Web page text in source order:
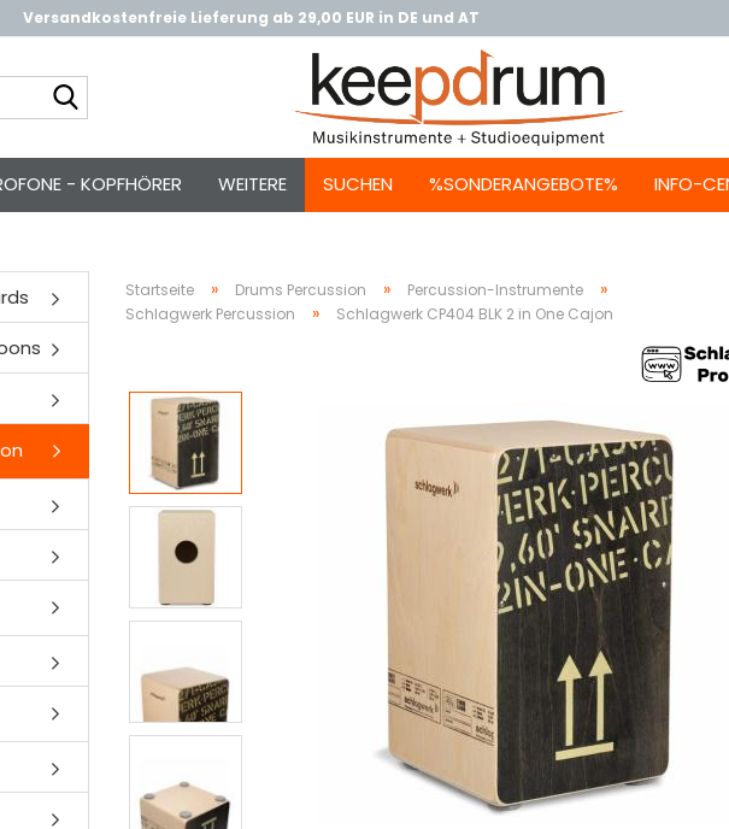
Versandkostenfreie Lieferung ab 29,00 EUR in DE und AT
- KOPFHÖRER SUCHEN %SONDERANGEBOTE% INFO-
WEITERE
Startseite » Drums Percussion » Percussion-Instrumente »
Schlagwerk Percussion » Schlagwerk CP404 BLK 2 in One Cajon